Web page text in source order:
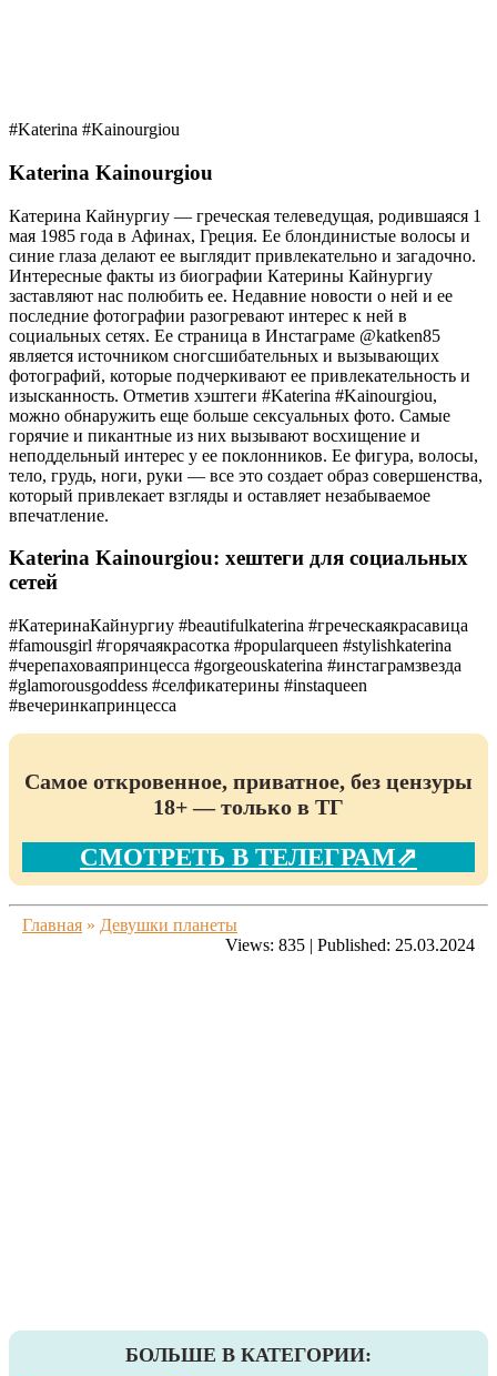
#Katerina #Kainourgiou
Katerina Kainourgiou
Катерина Кайнургиу — греческая телеведущая, родившаяся 1
мая 1985 года в Афинах, Греция. Ее блондинистые волосы и
синие глаза делают ее выглядит привлекательно и загадочно.
Интересные факты из биографии Катерины Кайнургиу
заставляют нас полюбить ее. Недавние новости о ней и ее
последние фотографии разогревают интерес к ней в
социальных сетях. Ее страница в Инстаграме @katken85
является источником сногсшибательных и вызывающих
фотографий, которые подчеркивают ее привлекательность и
изысканность. Отметив хэштеги #Katerina #Kainourgiou,
можно обнаружить еще больше сексуальных фото. Самые
горячие и пикантные из них вызывают восхищение и
неподдельный интерес у ее поклонников. Ее фигура, волосы,
тело, грудь, ноги, руки — все это создает образ совершенства,
который привлекает взгляды и оставляет незабываемое
впечатление.
Katerina Kainourgiou: хештеги для социальных
сетей
#КатеринаКайнургиу #beautifulkaterina #греческаякрасавица
#famousgirl #горячаякрасотка #popularqueen #stylishkaterina
#черепаховаяпринцесса #gorgeouskaterina #инстаграмзвезда
#glamorousgoddess #селфикатерины #instaqueen
#вечеринкапринцесса
Самое откровенное, приватное, без цензуры
18+ — только в ТГ
СМОТРЕТЬ В ТЕЛЕГРАМ⇗
Главная » Девушки планеты
Views: 835 | Published: 25.03.2024
БОЛЬШЕ В КАТЕГОРИИ: